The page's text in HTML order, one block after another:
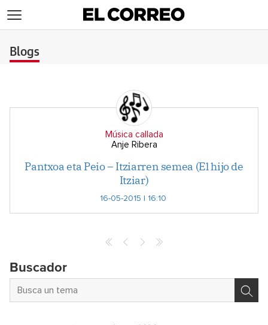
Blogs
Música callada
Anje Ribera
Pantxoa eta Peio – Itziarren semea (El hijo de
Itziar)
16-05-2015 | 16:10
Buscador